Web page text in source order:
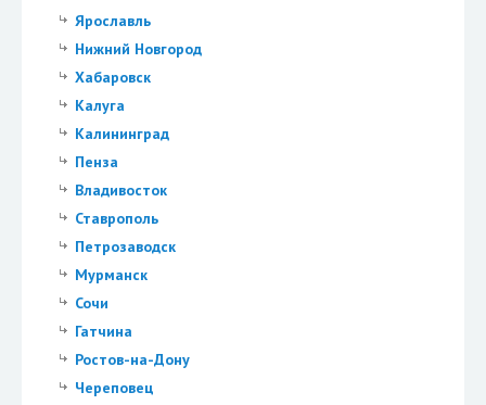
Ярославль
Нижний Новгород
Хабаровск
Калуга
Калининград
Пенза
Владивосток
Ставрополь
Петрозаводск
Мурманск
Сочи
Гатчина
Ростов-на-Дону
Череповец